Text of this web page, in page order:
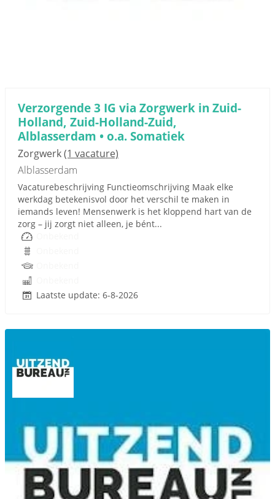
Verzorgende 3 IG via Zorgwerk in Zuid-
Holland, Zuid-Holland-Zuid,
Alblasserdam • o.a. Somatiek
Zorgwerk(1 vacature)
Alblasserdam
Vacaturebeschrijving Functieomschrijving Maak elke
werkdag betekenisvol door het verschil te maken in
iemands leven! Mensenwerk is het kloppend hart van de
zorg – jij zorgt niet alleen, je bént...
Laatste update: 6-8-2026